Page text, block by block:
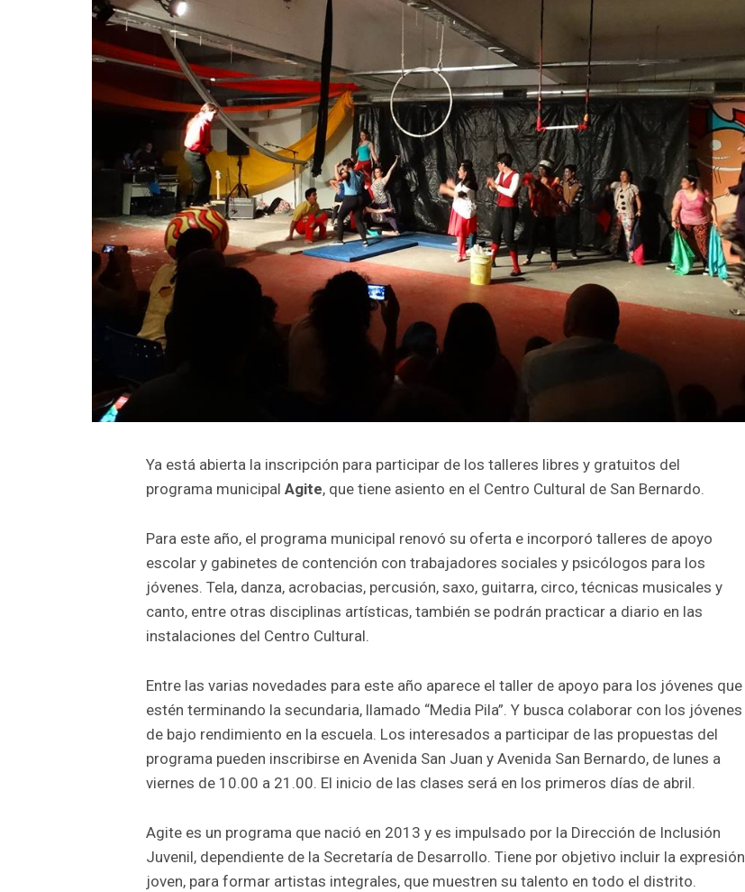
Ya está abierta la inscripción para participar de los talleres libres y gratuitos del
programa municipal Agite, que tiene asiento en el Centro Cultural de San Bernardo.
Para este año, el programa municipal renovó su oferta e incorporó talleres de apoyo
escolar y gabinetes de contención con trabajadores sociales y psicólogos para los
jóvenes. Tela, danza, acrobacias, percusión, saxo, guitarra, circo, técnicas musicales y
canto, entre otras disciplinas artísticas, también se podrán practicar a diario en las
instalaciones del Centro Cultural.
Entre las varias novedades para este año aparece el taller de apoyo para los jóvenes que
estén terminando la secundaria, llamado “Media Pila”. Y busca colaborar con los jóvenes
de bajo rendimiento en la escuela. Los interesados a participar de las propuestas del
programa pueden inscribirse en Avenida San Juan y Avenida San Bernardo, de lunes a
viernes de 10.00 a 21.00. El inicio de las clases será en los primeros días de abril.
Agite es un programa que nació en 2013 y es impulsado por la Dirección de Inclusión
Juvenil, dependiente de la Secretaría de Desarrollo. Tiene por objetivo incluir la expresión
joven, para formar artistas integrales, que muestren su talento en todo el distrito.